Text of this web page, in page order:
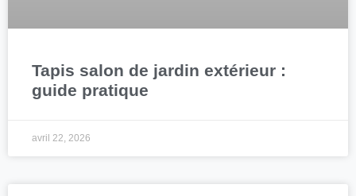
Tapis salon de jardin extérieur :
guide pratique
avril 22, 2026